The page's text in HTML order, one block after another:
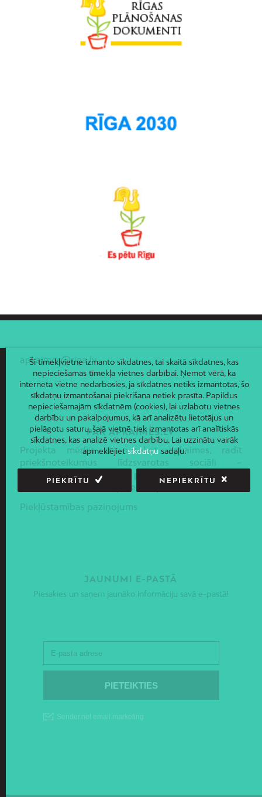
Sarkandaugava
apkaimes@riga.lv
PAR APKAIMES.LV
Projekta mērķis ir nosakot apkaimes, radīt
priekšnoteikumus līdzsvarotas sociāli –
ekonomiskās un telpiskās politikas ieviešanai Rīgas
pilsētas administratīvajā teritorijā.
Piekļūstamības paziņojums
JAUNUMI E-PASTĀ
Piesakies un saņem jaunāko informāciju savā e-pastā!
Šī tīmekļvietne izmanto sīkdatnes, tai skaitā sīkdatnes, kas
nepieciešamas tīmekļa vietnes darbībai. Ņemot vērā, ka
interneta vietne nedarbosies, ja sīkdatnes netiks izmantotas, šo
sīkdatņu izmantošanai piekrišana netiek prasīta. Papildus
nepieciešamajām sīkdatnēm (cookies), lai uzlabotu vietnes
darbību un pakalpojumus, kā arī analizētu lietotājus un
pielāgotu saturu, šajā vietnē tiek izmantotas arī analītiskās
sīkdatnes, kas analizē vietnes darbību. Lai uzzinātu vairāk
apmeklējietsīkdatņusadaļu.
PIEKRĪTU NEPIEKRĪTU